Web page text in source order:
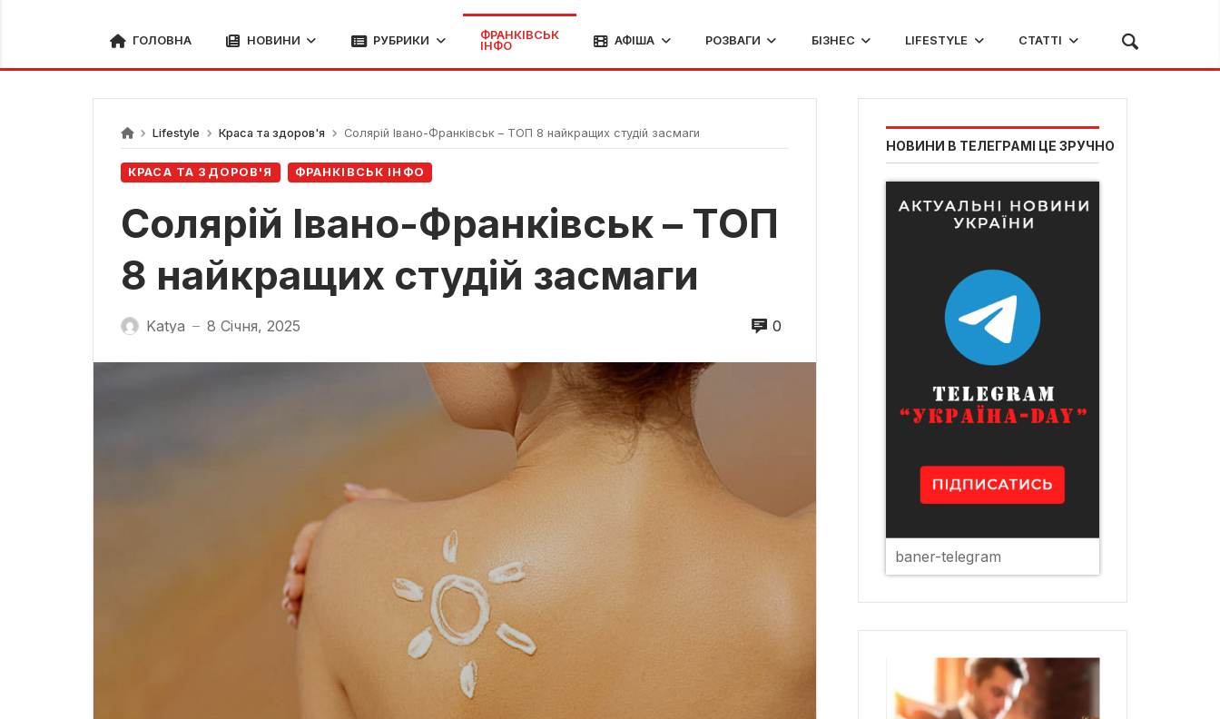
ГОЛОВНА НОВИНИ РУБРИКИ
ФРАНКІВСЬК
ІНФО
АФІША РОЗВАГИ БІЗНЕС LIFESTYLE СТАТТІ
Lifestyle Краса та здоров'я Солярій Івано-Франківськ – ТОП 8 найкращих студій засмаги
КРАСА ТА ЗДОРОВ'Я ФРАНКІВСЬК ІНФО
Солярій Івано-Франківськ – ТОП
8 найкращих студій засмаги
Katya — 8 Січня, 2025 0
НОВИНИ В ТЕЛЕГРАМІ ЦЕ ЗРУЧНО
baner-telegram